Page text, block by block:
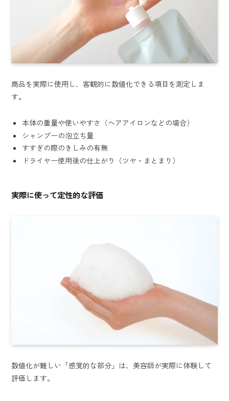
商品を実際に使用し、客観的に数値化できる項目を測定しま
す。
本体の重量や使いやすさ（ヘアアイロンなどの場合）
シャンプーの泡立ち量
すすぎの際のきしみの有無
ドライヤー使用後の仕上がり（ツヤ・まとまり）
実際に使って定性的な評価
数値化が難しい「感覚的な部分」は、美容師が実際に体験して
評価します。